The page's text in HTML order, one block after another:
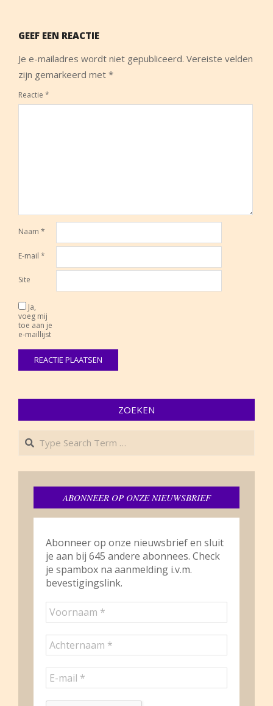
GEEF EEN REACTIE
Je e-mailadres wordt niet gepubliceerd. Vereiste velden
zijn gemarkeerd met *
Reactie *
Naam *
E-mail *
Site
Ja,
voeg mij
toe aan je
e-maillijst
ZOEKEN
Search
ABONNEER OP ONZE NIEUWSBRIEF
Abonneer op onze nieuwsbrief en sluit
je aan bij 645 andere abonnees. Check
je spambox na aanmelding i.v.m.
bevestigingslink.